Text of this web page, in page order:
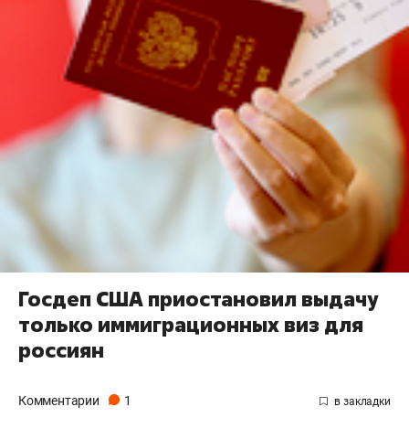
Госдеп США приостановил выдачу
только иммиграционных виз для
россиян
Комментарии 1